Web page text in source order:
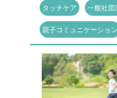
タッチケア 一般社団
親子コミュニケーション